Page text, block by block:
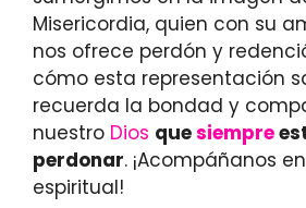
Misericordia, quien con su
nos ofrece perdón y
cómo esta representación
recuerda la bondad y
nuestro Dios quesiempre
perdonar. ¡Acompáñanos
espiritual!